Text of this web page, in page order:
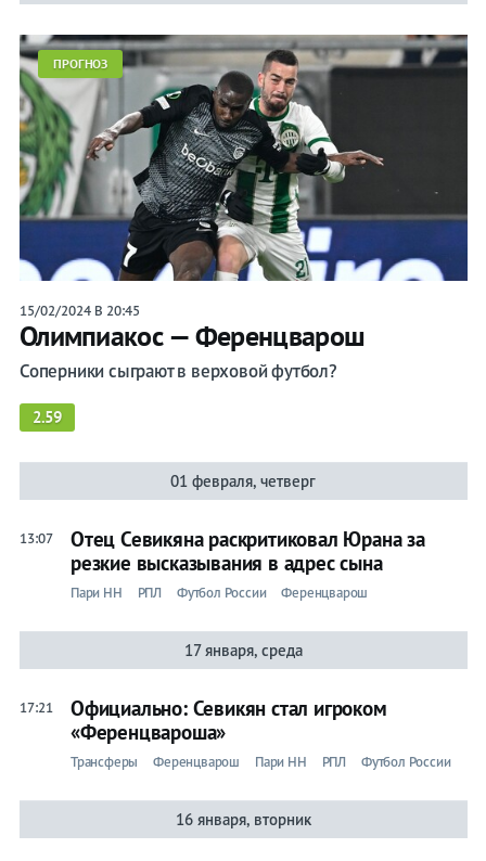
ПРОГНОЗ
15/02/2024 В 20:45
Олимпиакос — Ференцварош
Соперники сыграют в верховой футбол?
2.59
01 февраля, четверг
13:07
Отец Севикяна раскритиковал Юрана за
резкие высказывания в адрес сына
Пари НН РПЛ Футбол России Ференцварош
17 января, среда
17:21
Официально: Севикян стал игроком
«Ференцвароша»
Трансферы Ференцварош Пари НН РПЛ Футбол России
16 января, вторник